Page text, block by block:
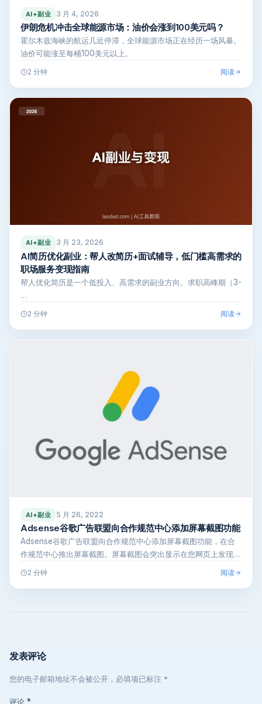
AI+副业 3 月 4, 2026
伊朗危机冲击全球能源市场：油价会涨到100美元吗？
霍尔木兹海峡的航运几近停滞，全球能源市场正在经历一场风暴。
油价可能涨至每桶100美元以上。
2 分钟 阅读
AI+副业 3 月 23, 2026
AI简历优化副业：帮人改简历+面试辅导，低门槛高需求的
职场服务变现指南
帮人优化简历是一个低投入、高需求的副业方向。求职高峰期（3-
…
2 分钟 阅读
AI+副业 5 月 26, 2022
Adsense谷歌广告联盟向合作规范中心添加屏幕截图功能
Adsense谷歌广告联盟向合作规范中心添加屏幕截图功能，在合
作规范中心推出屏幕截图。屏幕截图会突出显示在您网页上发现的
2 分钟 阅读
发表评论
您的电子邮箱地址不会被公开，必填项已标注 *
评论 *